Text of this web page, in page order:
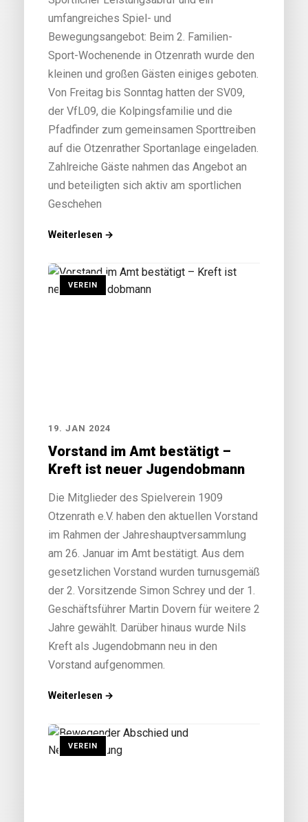
umfangreiches Spiel- und
Bewegungsangebot: Beim 2. Familien-
Sport-Wochenende in Otzenrath wurde den
kleinen und großen Gästen einiges geboten.
Von Freitag bis Sonntag hatten der SV09,
der VfL09, die Kolpingsfamilie und die
Pfadfinder zum gemeinsamen Sporttreiben
auf die Otzenrather Sportanlage eingeladen.
Zahlreiche Gäste nahmen das Angebot an
und beteiligten sich aktiv am sportlichen
Geschehen
Weiterlesen →
VEREIN
19. JAN 2024
Vorstand im Amt bestätigt –
Kreft ist neuer Jugendobmann
Die Mitglieder des Spielverein 1909
Otzenrath e.V. haben den aktuellen Vorstand
im Rahmen der Jahreshauptversammlung
am 26. Januar im Amt bestätigt. Aus dem
gesetzlichen Vorstand wurden turnusgemäß
der 2. Vorsitzende Simon Schrey und der 1.
Geschäftsführer Martin Dovern für weitere 2
Jahre gewählt. Darüber hinaus wurde Nils
Kreft als Jugendobmann neu in den
Vorstand aufgenommen.
Weiterlesen →
VEREIN